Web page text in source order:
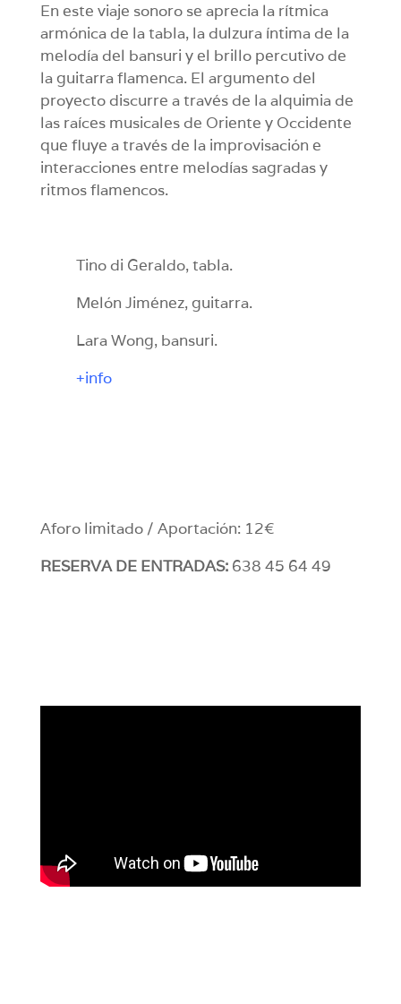
En este viaje sonoro se aprecia la rítmica
armónica de la tabla, la dulzura íntima de la
melodía del bansuri y el brillo percutivo de
la guitarra flamenca. El argumento del
proyecto discurre a través de la alquimia de
las raíces musicales de Oriente y Occidente
que fluye a través de la improvisación e
interacciones entre melodías sagradas y
ritmos flamencos.
Tino di Geraldo, tabla.
Melón Jiménez, guitarra.
Lara Wong, bansuri.
+info
Aforo limitado / Aportación: 12€
RESERVA DE ENTRADAS:638 45 64 49